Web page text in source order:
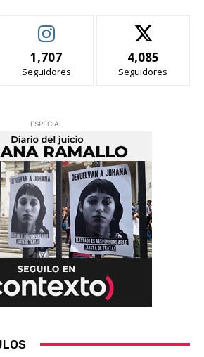
1,707
Seguidores
4,085
Seguidores
ESPECIAL